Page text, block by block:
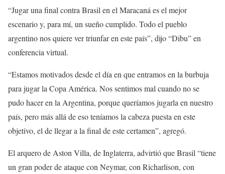
“Jugar una final contra Brasil en el Maracaná es el mejor
escenario y, para mí, un sueño cumplido. Todo el pueblo
argentino nos quiere ver triunfar en este país”, dijo “Dibu” en
conferencia virtual.
“Estamos motivados desde el día en que entramos en la burbuja
para jugar la Copa América. Nos sentimos mal cuando no se
pudo hacer en la Argentina, porque queríamos jugarla en nuestro
país, pero más allá de eso teníamos la cabeza puesta en este
objetivo, el de llegar a la final de este certamen”, agregó.
El arquero de Aston Villa, de Inglaterra, advirtió que Brasil “tiene
un gran poder de ataque con Neymar, con Richarlison, con